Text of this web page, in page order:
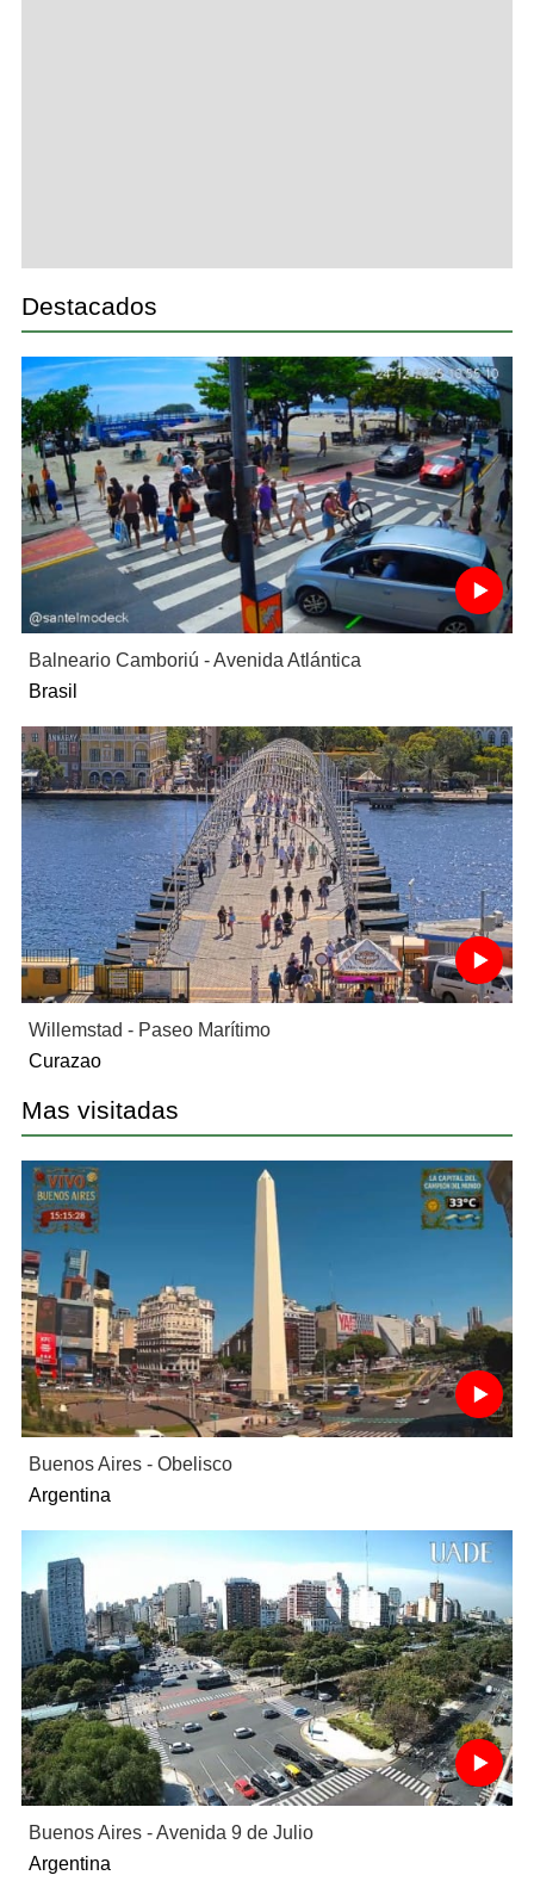
Destacados
Balneario Camboriú - Avenida Atlántica
Brasil
Willemstad - Paseo Marítimo
Curazao
Mas visitadas
Buenos Aires - Obelisco
Argentina
Buenos Aires - Avenida 9 de Julio
Argentina